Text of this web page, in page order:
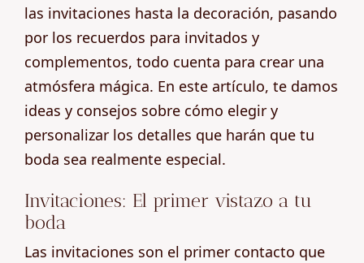
las invitaciones hasta la decoración, pasando
por los recuerdos para invitados y
complementos, todo cuenta para crear una
atmósfera mágica. En este artículo, te damos
ideas y consejos sobre cómo elegir y
personalizar los detalles que harán que tu
boda sea realmente especial.
Invitaciones: El primer vistazo a tu
boda
Las invitaciones son el primer contacto que